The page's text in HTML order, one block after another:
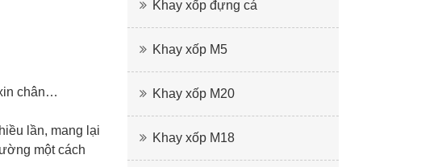
chân…
lần, mang lại
một cách
Khay xốp đựng cá
Khay xốp M5
Khay xốp M20
Khay xốp M18